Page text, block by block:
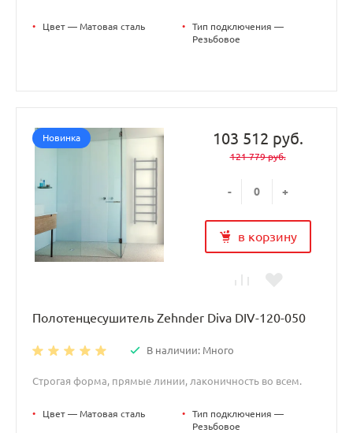
• Цвет — Матовая сталь •
Тип подключения —
Резьбовое
Новинка 103 512 руб.
121 779 руб.
- +
в корзину
Полотенцесушитель Zehnder Diva DIV-120-050
В наличии: Много
Строгая форма, прямые линии, лаконичность во всем.
• Цвет — Матовая сталь •
Тип подключения —
Резьбовое